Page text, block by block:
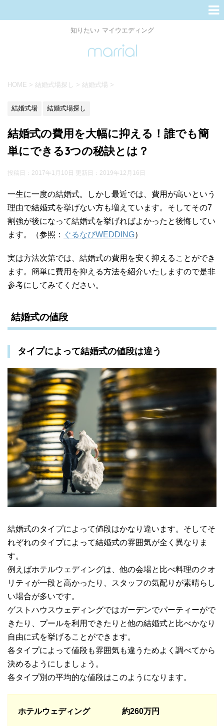
知りたい♪ マイウエディング
HOME > 結婚式場探し > 結婚式場 >
結婚式場 結婚式場探し
結婚式の費用を大幅に抑える！誰でも簡
単にできる3つの秘訣とは？
投稿日：2017年1月10日 更新日： 2019年12月16日
一生に一度の結婚式。しかし最近では、費用が高いという
理由で結婚式を挙げない方も増えています。そしてその7
割強が後になって結婚式を挙げればよかったと後悔してい
ます。（参照： ぐるなびWEDDING）
実は方法次第では、結婚式の費用を安く抑えることができ
ます。簡単に費用を抑える方法を紹介いたしますので是非
参考にしてみてください。
結婚式の値段
タイプによって結婚式の値段は違う
結婚式のタイプによって値段はかなり違います。そしてそ
れぞれのタイプによって結婚式の雰囲気が全く異なりま
す。
例えばホテルウェディングは、他の会場と比べ料理のクオ
リティが一段と高かったり、スタッフの気配りが素晴らし
い場合が多いです。
ゲストハウスウェディングではガーデンでパーティーがで
きたり、プールを利用できたりと他の結婚式と比べかなり
自由に式を挙げることができます。
各タイプによって値段も雰囲気も違うためよく調べてから
決めるようにしましょう。
各タイプ別の平均的な値段はこのようになります。
ホテルウェディング 約260万円